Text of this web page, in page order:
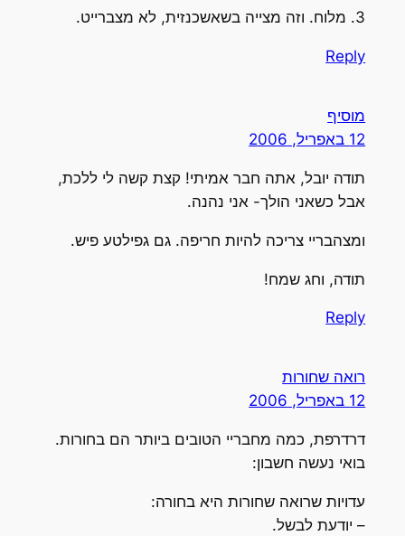
3. מלוח. וזה מצייה בשאשכנזית, לא מצברייט.
Reply
מוסיף
12 באפריל, 2006
תודה יובל, אתה חבר אמיתי! קצת קשה לי ללכת,
אבל כשאני הולך- אני נהנה.
ומצהבריי צריכה להיות חריפה. גם גפילטע פיש.
תודה, וחג שמח!
Reply
רואה שחורות
12 באפריל, 2006
דרדרפת, כמה מחבריי הטובים ביותר הם בחורות.
בואי נעשה חשבון:
עדויות שרואה שחורות היא בחורה:
– יודעת לבשל.